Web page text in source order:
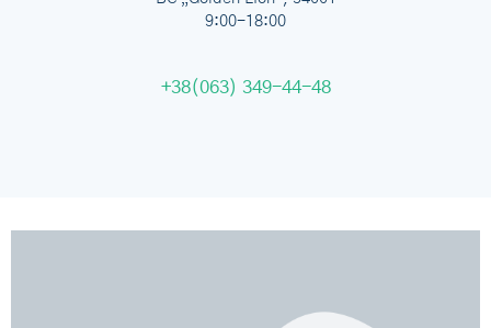
9:00-18:00
+38(063) 349-44-48